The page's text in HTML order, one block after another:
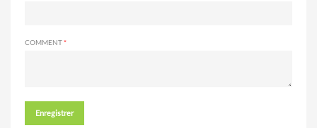
COMMENT
Enregistrer